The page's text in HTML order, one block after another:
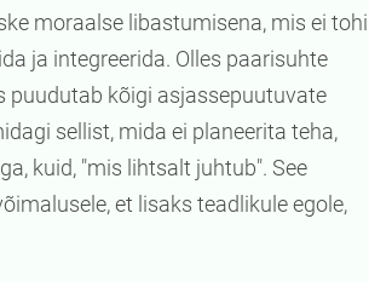
moraalse libastumisena, mis ei tohi
ja integreerida. Olles paarisuhte
puudutab kõigi asjassepuutuvate
sellist, mida ei planeerita teha,
kuid, "mis lihtsalt juhtub". See
et lisaks teadlikule egole,